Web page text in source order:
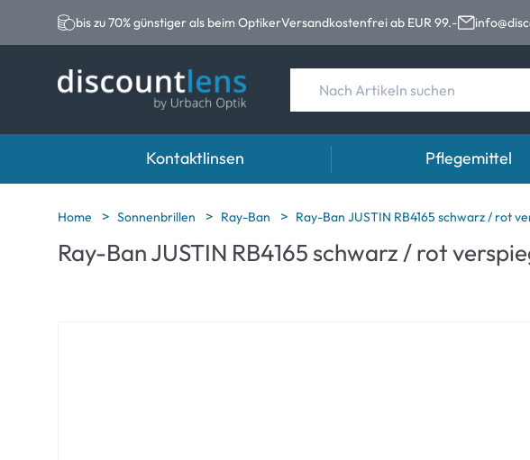
bis zu 70% günstiger als beim OptikerVersandkostenfrei ab EUR 99.-
Kontaktlinsen
Marken
Acuvue
Kategorie
Sphärische Linsen
Pflegemittel
Marken
Eversee
Home Sonnenbrillen Ray-Ban Ray-Ban JUSTIN RB4165 schwarz / rot
Ray-Ban JUSTIN RB4165 schwarz / rot